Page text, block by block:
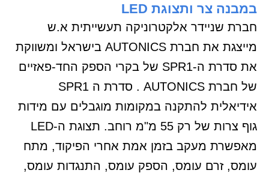
במבנה צר ותצוגת LED
חברת שניידר אלקטרוניקה תעשייתית א.ש
מייצגת את חברת AUTONICS בישראל ומשווקת
את סדרת ה-SPR1 של בקרי הספק החד-פאזיים
של חברת AUTONICS . סדרת ה SPR1
אידיאלית להתקנה במקומות מוגבלים עם מידות
גוף צרות של רק 55 מ"מ רוחב. תצוגת ה-LED
מאפשרת מעקב בזמן אמת אחרי הפיקוד, מתח
עומס, זרם עומס, הספק עומס, התנגדות עומס,